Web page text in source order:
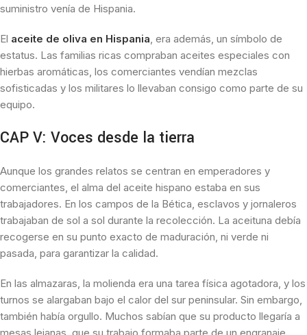
suministro venía de Hispania.
El aceite de oliva en Hispania, era además, un símbolo de
estatus. Las familias ricas compraban aceites especiales con
hierbas aromáticas, los comerciantes vendían mezclas
sofisticadas y los militares lo llevaban consigo como parte de su
equipo.
CAP V: Voces desde la tierra
Aunque los grandes relatos se centran en emperadores y
comerciantes, el alma del aceite hispano estaba en sus
trabajadores. En los campos de la Bética, esclavos y jornaleros
trabajaban de sol a sol durante la recolección. La aceituna debía
recogerse en su punto exacto de maduración, ni verde ni
pasada, para garantizar la calidad.
En las almazaras, la molienda era una tarea física agotadora, y los
turnos se alargaban bajo el calor del sur peninsular. Sin embargo,
también había orgullo. Muchos sabían que su producto llegaría a